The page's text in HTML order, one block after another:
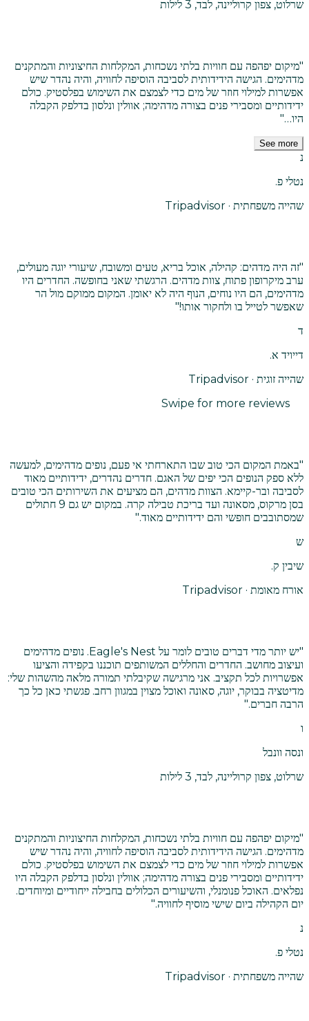
שרלוט, צפון קרוליינה, לבד, 3 לילות
"מיקום יפהפה עם חוויות בלתי נשכחות, המקלחות החיצוניות והמתקנים
מדהימים. הגישה הידידותית לסביבה הוסיפה לחוויה, והיה נהדר שיש
אפשרות למילוי חוזר של מים כדי לצמצם את השימוש בפלסטיק. כולם
ידידותיים ומסבירי פנים בצורה מדהימה; אוולין ונלסון בדלפק הקבלה
היו…"
See more
נ
נטלי פ.
שהייה משפחתית · Tripadvisor
"זה היה מדהים: קהילה, אוכל בריא, טעים ומשובח, שיעורי יוגה מעולים,
ערב מיקרופון פתוח, צוות מדהים. הרגשתי שאני בחופשה. החדרים היו
מדהימים, הם היו נוחים, הנוף היה לא יאומן. המקום ממוקם מול הר
שאפשר לטייל בו ולחקור אותו!"
ד
דייויד א.
שהייה זוגית · Tripadvisor
Swipe for more reviews
"באמת המקום הכי טוב שבו התארחתי אי פעם, נופים מדהימים, למעשה
ללא ספק הנופים הכי יפים של האגם. חדרים נהדרים, ידידותיים מאוד
לסביבה ובר-קיימא. הצוות מדהים, הם מציעים את השירותים הכי טובים
בסן מרקוס, מסאונה ועד בריכת טבילה קרה. במקום יש גם 9 חתולים
שמסתובבים חופשי והם ידידותיים מאוד."
ש
שיבין ק.
אורח מאומת · Tripadvisor
"
יש יותר מדי דברים טובים לומר על Eagle's Nest. נופים מדהימים
ועיצוב מחושב. החדרים והחללים המשותפים תוכננו בקפידה והציעו
אפשרויות לכל תקציב. אני מרגישה שקיבלתי תמורה מלאה מהשהות שלי:
מדיטציה בבוקר, יוגה, סאונה ואוכל מצוין במגוון רחב. פגשתי כאן כל כך
הרבה חברים."
ו
ונסה וונבל
שרלוט, צפון קרוליינה, לבד, 3 לילות
"מיקום יפהפה עם חוויות בלתי נשכחות, המקלחות החיצוניות והמתקנים
מדהימים. הגישה הידידותית לסביבה הוסיפה לחוויה, והיה נהדר שיש
אפשרות למילוי חוזר של מים כדי לצמצם את השימוש בפלסטיק. כולם
ידידותיים ומסבירי פנים בצורה מדהימה; אוולין ונלסון בדלפק הקבלה היו
נפלאים. האוכל פנומנלי, והשיעורים הכלולים בחבילה ייחודיים ומיוחדים.
יום הקהילה ביום שישי מוסיף לחוויה."
נ
נטלי פ.
שהייה משפחתית · Tripadvisor